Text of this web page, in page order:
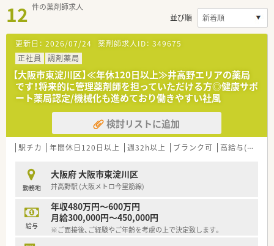
12 件の薬剤師求人
並び順
更新日： 2026/07/24 薬剤師求人ID： 349675
正社員
調剤薬局
【大阪市東淀川区】≪年休120日以上≫井高野エリアの薬局
です！将来的に管理薬剤師を担っていただける方◎健康サポ
ート薬局認定/機械化も進めており働きやすい社風
検討リストに追加
駅チカ 年間休日120日以上 週32h以上 ブランク可 高給与(600万円以上)
勤務地
大阪府 大阪市東淀川区
井高野駅 (大阪メトロ今里筋線)
給与
年収480万円～600万円
月給300,000円～450,000円
※ご面接後、ご経験やご年齢を考慮の上で決定致します。